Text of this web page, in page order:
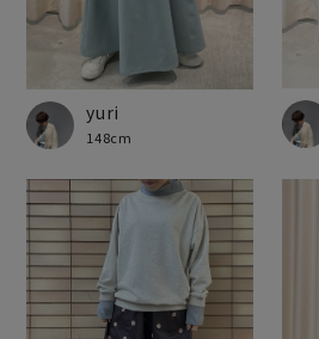
yuri
148cm